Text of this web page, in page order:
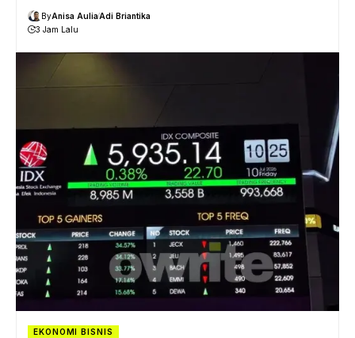
ByAnisa AuliaAdi Briantika
3 Jam Lalu
EKONOMI BISNIS